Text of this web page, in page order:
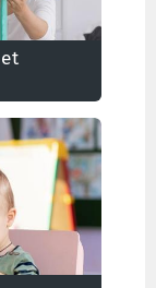
social et